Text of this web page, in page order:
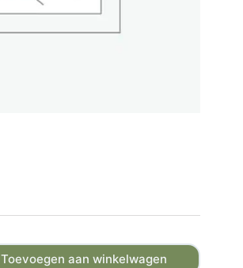
Toevoegen aan winkelwagen